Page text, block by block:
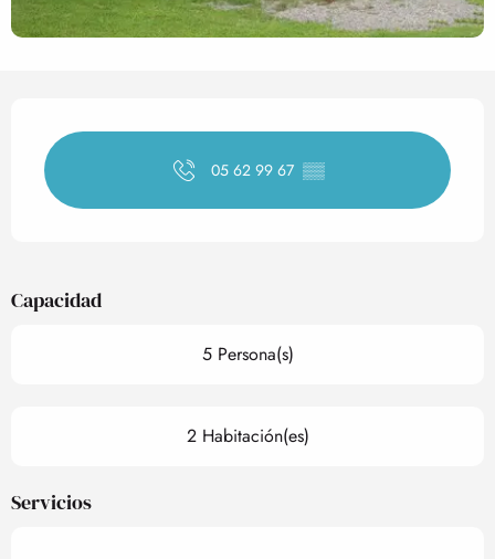
Horarios y datos de
05 62 99 67 ▒▒
Capacidad
5 Persona(s)
2 Habitación(es)
Servicios